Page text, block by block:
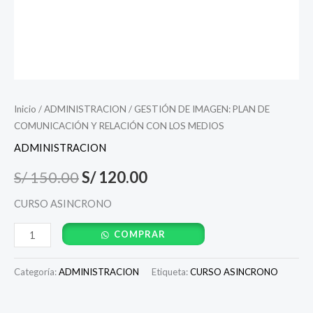
Inicio /ADMINISTRACION / GESTIÓN DE IMAGEN: PLAN DE
COMUNICACIÓN Y RELACIÓN CON LOS MEDIOS
ADMINISTRACION
S/150.00S/120.00
CURSO ASINCRONO
COMPRAR
Categoría:ADMINISTRACION Etiqueta:CURSO ASINCRONO